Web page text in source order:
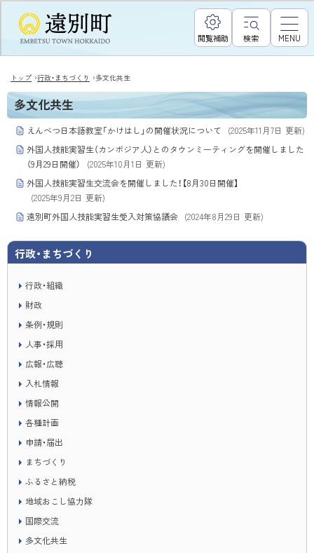
閲覧補助 検索 MENU
トップ ›行政・まちづくり ›多文化共生
多文化共生
えんべつ日本語教室「かけはし」の開催状況について (2025年11月7日 更新)
外国人技能実習生（カンボジア人）とのタウンミーティングを開催しました
（9月29日開催）
(2025年10月1日 更新)
外国人技能実習生交流会を開催しました！【8月30日開催】
(2025年9月2日 更新)
遠別町外国人技能実習生受入対策協議会 (2024年8月29日 更新)
行政・まちづくり
行政・組織
財政
条例・規則
人事・採用
広報・広聴
入札情報
情報公開
各種計画
申請・届出
まちづくり
ふるさと納税
地域おこし協力隊
国際交流
多文化共生